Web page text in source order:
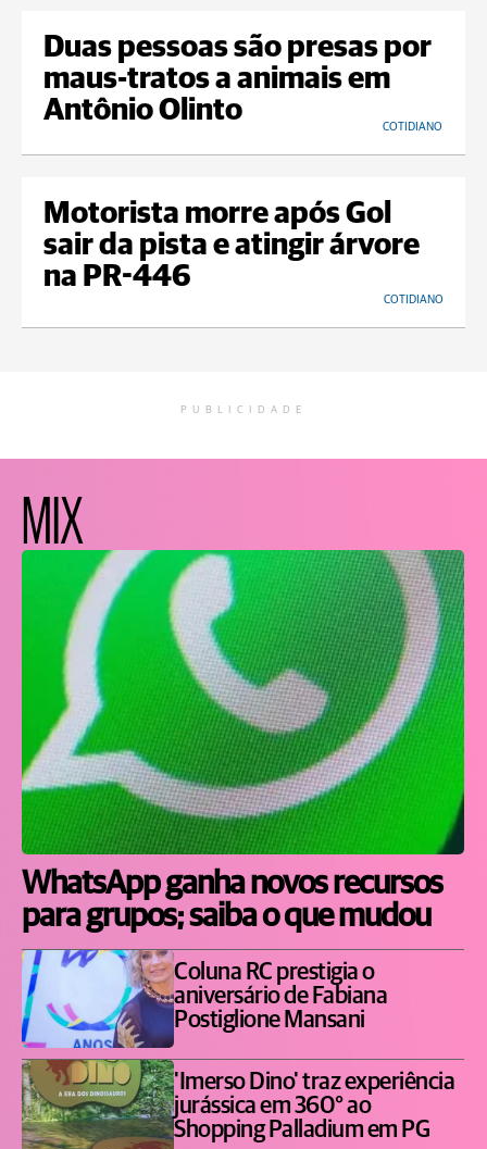
Duas pessoas são presas por
maus-tratos a animais em
Antônio Olinto
COTIDIANO
Motorista morre após Gol
sair da pista e atingir árvore
na PR-446
COTIDIANO
PUBLICIDADE
MIX
WhatsApp ganha novos recursos
para grupos; saiba o que mudou
Coluna RC prestigia o
aniversário de Fabiana
Postiglione Mansani
'Imerso Dino' traz experiência
jurássica em 360° ao
Shopping Palladium em PG